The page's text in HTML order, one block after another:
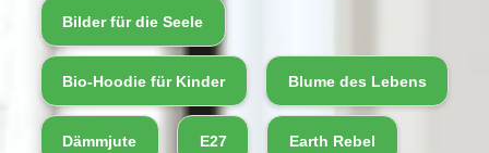
Bilder für die Seele
Bio-Hoodie für Kinder Blume des Lebens
Dämmjute E27 Earth Rebel